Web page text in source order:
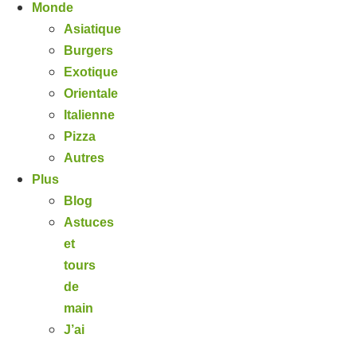
Monde
Asiatique
Burgers
Exotique
Orientale
Italienne
Pizza
Autres
Plus
Blog
Astuces
et
tours
de
main
J’ai